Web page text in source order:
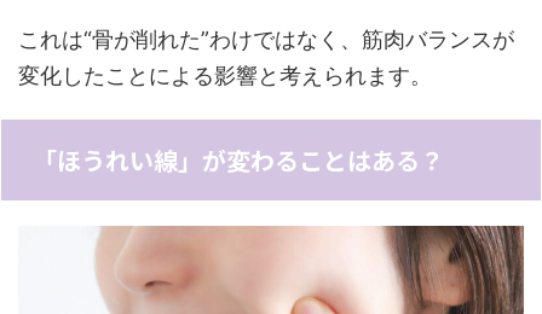
これは“骨が削れた”わけではなく、筋肉バランスが
変化したことによる影響と考えられます。
「ほうれい線」が変わることはある？